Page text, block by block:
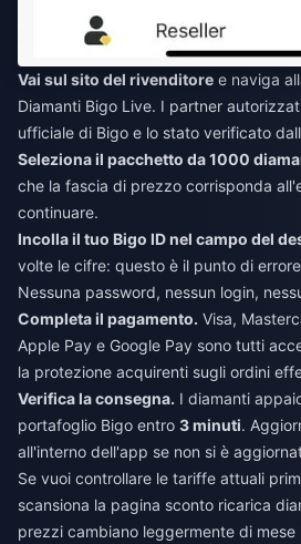
Vai sul sito del rivenditore e naviga
Diamanti Bigo Live. I partner
ufficiale di Bigo e lo stato verificato
Seleziona il pacchetto da 1000
che la fascia di prezzo corrisponda
continuare.
Incolla il tuo Bigo ID nel campo del
volte le cifre: questo è il punto di
Nessuna password, nessun login,
Completa il pagamento. Visa,
Apple Pay e Google Pay sono tutti
la protezione acquirenti sugli ordini
Verifica la consegna. I diamanti
portafoglio Bigo entro 3 minuti.
all'interno dell'app se non si è
Se vuoi controllare le tariffe attuali
scansiona la pagina sconto ricarica
prezzi cambiano leggermente di mese